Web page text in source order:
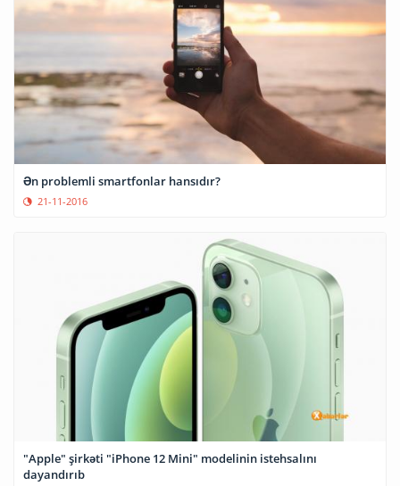
Ən problemli smartfonlar hansıdır?
21-11-2016
"Apple" şirkəti "iPhone 12 Mini" modelinin istehsalını
dayandırıb